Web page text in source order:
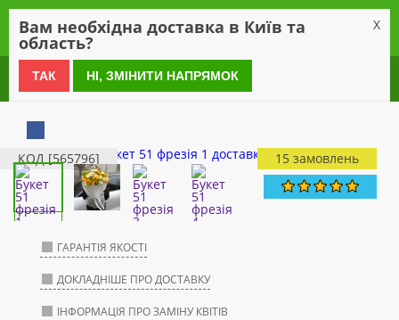
0 800 21 54 55
КОД [565796] 15 замовлень
ГАРАНТІЯ ЯКОСТІ
ДОКЛАДНІШЕ ПРО ДОСТАВКУ
ІНФОРМАЦІЯ ПРО ЗАМІНУ КВІТІВ
Вам необхідна доставка в Київ та
область?
X
ТАК НІ, ЗМІНИТИ НАПРЯМОК